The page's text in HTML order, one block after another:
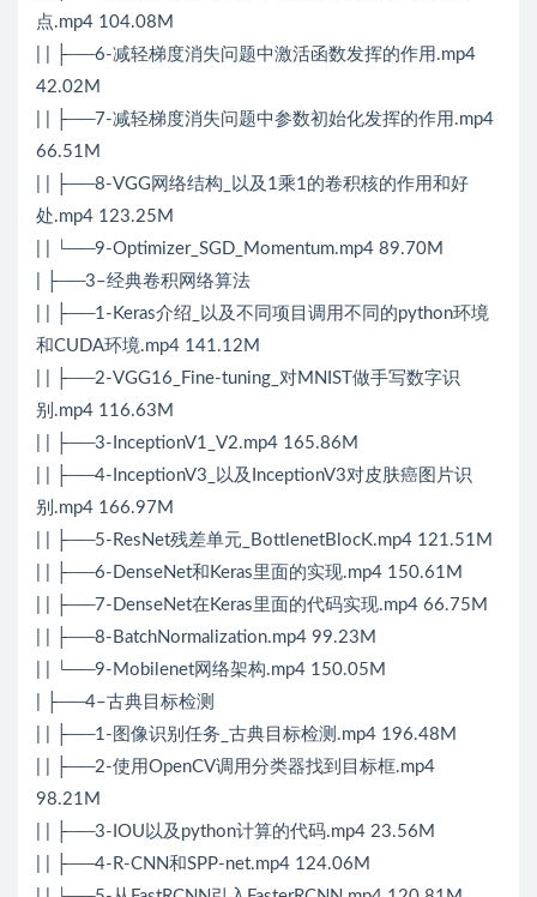
点.mp4 104.08M
| | ├──6-减轻梯度消失问题中激活函数发挥的作用.mp4
42.02M
| | ├──7-减轻梯度消失问题中参数初始化发挥的作用.mp4
66.51M
| | ├──8-VGG网络结构_以及1乘1的卷积核的作用和好
处.mp4 123.25M
| | └──9-Optimizer_SGD_Momentum.mp4 89.70M
| ├──3–经典卷积网络算法
| | ├──1-Keras介绍_以及不同项目调用不同的python环境
和CUDA环境.mp4 141.12M
| | ├──2-VGG16_Fine-tuning_对MNIST做手写数字识
别.mp4 116.63M
| | ├──3-InceptionV1_V2.mp4 165.86M
| | ├──4-InceptionV3_以及InceptionV3对皮肤癌图片识
别.mp4 166.97M
| | ├──5-ResNet残差单元_BottlenetBlocK.mp4 121.51M
| | ├──6-DenseNet和Keras里面的实现.mp4 150.61M
| | ├──7-DenseNet在Keras里面的代码实现.mp4 66.75M
| | ├──8-BatchNormalization.mp4 99.23M
| | └──9-Mobilenet网络架构.mp4 150.05M
| ├──4–古典目标检测
| | ├──1-图像识别任务_古典目标检测.mp4 196.48M
| | ├──2-使用OpenCV调用分类器找到目标框.mp4
98.21M
| | ├──3-IOU以及python计算的代码.mp4 23.56M
| | ├──4-R-CNN和SPP-net.mp4 124.06M